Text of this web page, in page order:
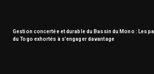
Gestion concertée et durable du Bassin du Mono : Les
du Togo exhortés à s’engager davantage